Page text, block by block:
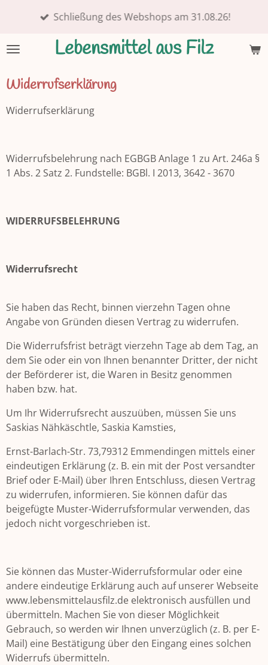
Lebensmittel aus Filz
Schließung des Webshops am 31.08.26!
Widerrufserklärung
Widerrufserklärung
Widerrufsbelehrung nach EGBGB Anlage 1 zu Art. 246a §
1 Abs. 2 Satz 2. Fundstelle: BGBl. I 2013, 3642 - 3670
WIDERRUFSBELEHRUNG
Widerrufsrecht
Sie haben das Recht, binnen vierzehn Tagen ohne
Angabe von Gründen diesen Vertrag zu widerrufen.
Die Widerrufsfrist beträgt vierzehn Tage ab dem Tag, an
dem Sie oder ein von Ihnen benannter Dritter, der nicht
der Beförderer ist, die Waren in Besitz genommen
haben bzw. hat.
Um Ihr Widerrufsrecht auszuüben, müssen Sie uns
Saskias Nähkäschtle, Saskia Kamsties,
Ernst-Barlach-Str. 73,79312 Emmendingen mittels einer
eindeutigen Erklärung (z. B. ein mit der Post versandter
Brief oder E-Mail) über Ihren Entschluss, diesen Vertrag
zu widerrufen, informieren. Sie können dafür das
beigefügte Muster-Widerrufsformular verwenden, das
jedoch nicht vorgeschrieben ist.
Sie können das Muster-Widerrufsformular oder eine
andere eindeutige Erklärung auch auf unserer Webseite
www.lebensmittelausfilz.de elektronisch ausfüllen und
übermitteln. Machen Sie von dieser Möglichkeit
Gebrauch, so werden wir Ihnen unverzüglich (z. B. per E-
Mail) eine Bestätigung über den Eingang eines solchen
Widerrufs übermitteln.